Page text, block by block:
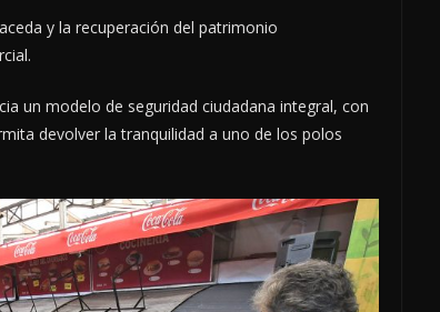
y la recuperación del patrimonio
un modelo de seguridad ciudadana integral, con
devolver la tranquilidad a uno de los polos